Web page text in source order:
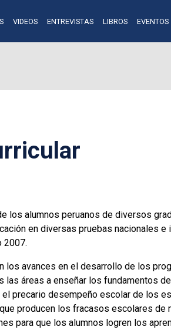
VIDEOS ENTREVISTAS LIBROS EVENTOS
los alumnos peruanos de diversos
en diversas pruebas nacionales
2007.
los avances en el desarrollo de los
áreas a enseñar los fundamentos
precario desempeño escolar de los
producen los fracasos escolares de
para que los alumnos logren los